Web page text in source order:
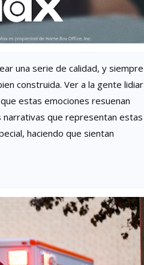
una serie de calidad, y siempre
construida. Ver a la gente lidiar
estas emociones resuenan
narrativas que representan estas
haciendo que sientan